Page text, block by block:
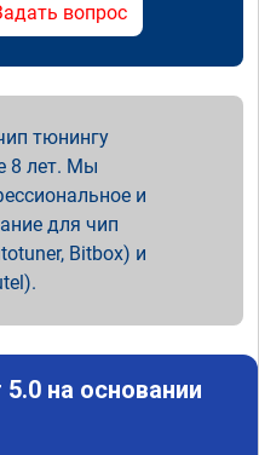
вопрос
тюнингу
8 лет. Мы
и
для чип
Bitbox) и
на основании